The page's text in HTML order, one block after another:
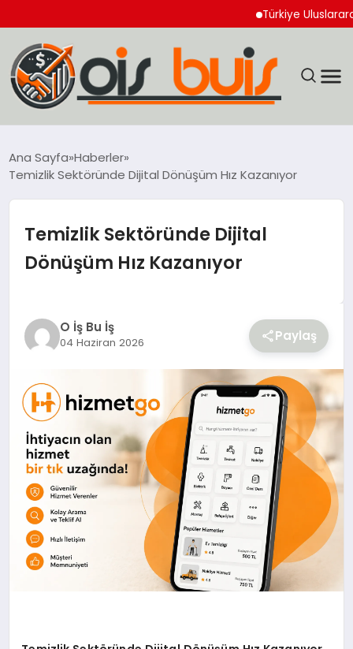
Türkiye Uluslararası
GÜNCEL
SIYASET
YAŞAM
Ana Sayfa Haberler
Temizlik Sektöründe Dijital Dönüşüm Hız Kazanıyor
Temizlik Sektöründe Dijital
Dönüşüm Hız Kazanıyor
O İş Bu İş
04 Haziran 2026 Paylaş